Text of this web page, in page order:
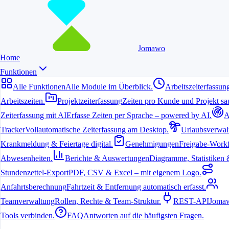
Jomawo
Home
Funktionen
Alle FunktionenAlle Module im Überblick.
Arbeitszeiten.
ProjektzeiterfassungZeiten pro Kunde und Projekt
Zeiterfassung mit AIErfasse Zeiten per Sprache – powered by AI.
TrackerVollautomatische Zeiterfassung am Desktop.
Krankmeldung & Feiertage digital.
GenehmigungenFreigabe-
Abwesenheiten.
Berichte & AuswertungenDiagramme, Statistiken
Stundenzettel-ExportPDF, CSV & Excel – mit eigenem Logo.
AnfahrtsberechnungFahrtzeit & Entfernung automatisch erfasst.
TeamverwaltungRollen, Rechte & Team-Struktur. REST-API
Tools verbinden.
FAQAntworten auf die häufigsten Fragen.
6. Juli 2026
Was bedeutet die
Arbeitszeiterfassungspflicht in
Deutschland?
Seit dem EuGH-Urteil von 2019 und der Umsetzung durch das
Bundesarbeitsgericht müssen Arbeitgeber die Arbeitszeiten ihrer
Beschäftigten systematisch erfassen. Freelancer und Agenturen, die